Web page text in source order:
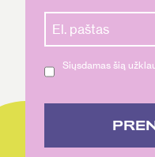
Siųsdamas šią